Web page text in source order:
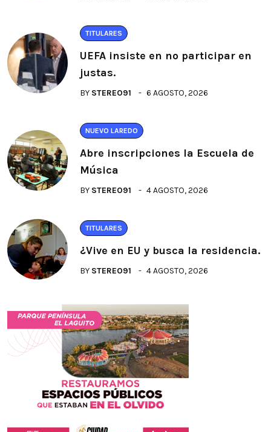
TITULARES
UEFA insiste en no participar en
justas.
BY STEREO91 6 AGOSTO, 2026
NUEVO LAREDO
Abre inscripciones la Escuela de
Música
BY STEREO91 4 AGOSTO, 2026
TITULARES
¿Vive en EU y busca la residencia.
BY STEREO91 4 AGOSTO, 2026